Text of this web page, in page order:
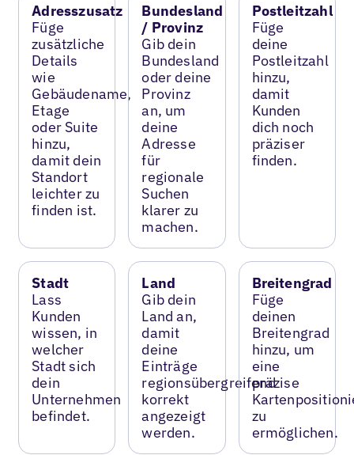
Adresszusatz
Füge
zusätzliche
Details
wie
Gebäudename,
Etage
oder Suite
hinzu,
damit dein
Standort
leichter zu
finden ist.
Bundesland
/ Provinz
Gib dein
Bundesland
oder deine
Provinz
an, um
deine
Adresse
für
regionale
Suchen
klarer zu
machen.
Postleitzahl
Füge
deine
Postleitzahl
hinzu,
damit
Kunden
dich noch
präziser
finden.
Stadt
Lass
Kunden
wissen, in
welcher
Stadt sich
dein
Unternehmen
befindet.
Land
Gib dein
Land an,
damit
deine
Einträge
regionsübergreifend
korrekt
angezeigt
werden.
Breitengrad
Füge
deinen
Breitengrad
hinzu, um
eine
präzise
zu
ermöglichen.